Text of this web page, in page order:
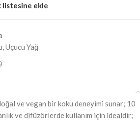
listesine ekle
,Uçucu Yağ
ve vegan bir koku deneyimi sunar; 10
ve difüzörlerde kullanım için idealdir;